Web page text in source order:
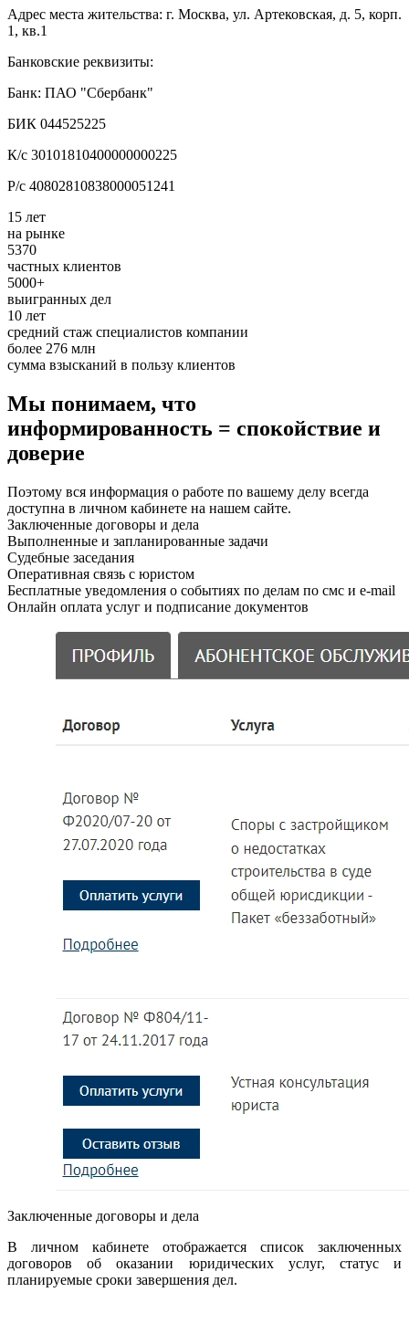
Адрес места жительства: г. Москва, ул. Артековская, д. 5, корп.
1, кв.1
Банковские реквизиты:
Банк: ПАО "Сбербанк"
БИК 044525225
К/с 30101810400000000225
Р/с 40802810838000051241
15 лет
на рынке
5370
частных клиентов
5000+
выигранных дел
10 лет
средний стаж специалистов компании
более 276 млн
сумма взысканий в пользу клиентов
Мы понимаем, что
информированность = спокойствие и
доверие
Поэтому вся информация о работе по вашему делу всегда
доступна в личном кабинете на нашем сайте.
Заключенные договоры и дела
Выполненные и запланированные задачи
Судебные заседания
Оперативная связь с юристом
Бесплатные уведомления о событиях по делам по смс и e-mail
Онлайн оплата услуг и подписание документов
Заключенные договоры и дела
В личном кабинете отображается список заключенных
договоров об оказании юридических услуг, статус и
планируемые сроки завершения дел.